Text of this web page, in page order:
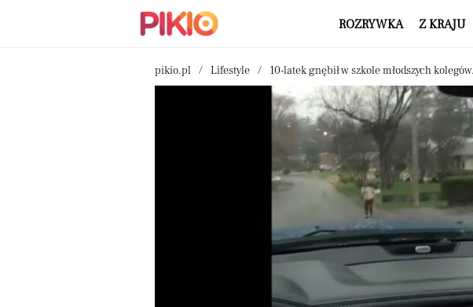
ROZRYWKA Z KRAJU
pikio.pl Lifestyle 10-latek gnębił w szkole młodszych